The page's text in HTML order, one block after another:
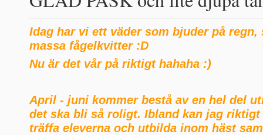
Idag har vi ett väder som bjuder på
massa fågelkvitter :D
Nu är det vår på riktigt hahaha :)
April - juni kommer bestå av en hel del
det ska bli så roligt. Ibland kan jag
träffa eleverna och utbilda inom häst